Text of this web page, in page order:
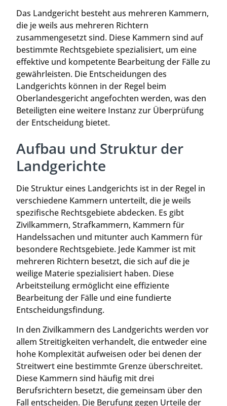
Das Landgericht besteht aus mehreren Kammern,
die je weils aus mehreren Richtern
zusammengesetzt sind. Diese Kammern sind auf
bestimmte Rechtsgebiete spezialisiert, um eine
effektive und kompetente Bearbeitung der Fälle zu
gewährleisten. Die Entscheidungen des
Landgerichts können in der Regel beim
Oberlandesgericht angefochten werden, was den
Beteiligten eine weitere Instanz zur Überprüfung
der Entscheidung bietet.
Aufbau und Struktur der
Landgerichte
Die Struktur eines Landgerichts ist in der Regel in
verschiedene Kammern unterteilt, die je weils
spezifische Rechtsgebiete abdecken. Es gibt
Zivilkammern, Strafkammern, Kammern für
Handelssachen und mitunter auch Kammern für
besondere Rechtsgebiete. Jede Kammer ist mit
mehreren Richtern besetzt, die sich auf die je
weilige Materie spezialisiert haben. Diese
Arbeitsteilung ermöglicht eine effiziente
Bearbeitung der Fälle und eine fundierte
Entscheidungsfindung.
In den Zivilkammern des Landgerichts werden vor
allem Streitigkeiten verhandelt, die entweder eine
hohe Komplexität aufweisen oder bei denen der
Streitwert eine bestimmte Grenze überschreitet.
Diese Kammern sind häufig mit drei
Berufsrichtern besetzt, die gemeinsam über den
Fall entscheiden. Die Berufung gegen Urteile der